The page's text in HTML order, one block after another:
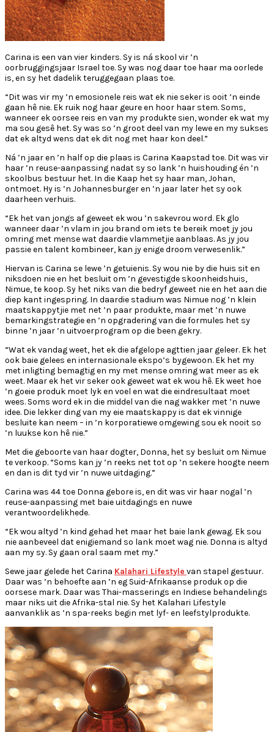
Carina is een van vier kinders. Sy is ná skool vir ’n
oorbruggingsjaar Israel toe. Sy was nog daar toe haar ma oorlede
is, en sy het dadelik teruggegaan plaas toe.
“Dit was vir my ’n emosionele reis wat ek nie seker is ooit ’n einde
gaan hê nie. Ek ruik nog haar geure en hoor haar stem. Soms,
wanneer ek oorsee reis en van my produkte sien, wonder ek wat my
ma sou gesê het. Sy was so ’n groot deel van my lewe en my sukses
dat ek altyd wens dat ek dit nog met haar kon deel.”
Ná ’n jaar en ’n half op die plaas is Carina Kaapstad toe. Dit was vir
haar ’n reuse-aanpassing nadat sy so lank ’n huishouding én ’n
skoolbus bestuur het. In die Kaap het sy haar man, Johan,
ontmoet. Hy is ’n Johannesburger en ’n jaar later het sy ook
daarheen verhuis.
“Ek het van jongs af geweet ek wou ’n sakevrou word. Ek glo
wanneer daar ’n vlam in jou brand om iets te bereik moet jy jou
omring met mense wat daardie vlammetjie aanblaas. As jy jou
passie en talent kombineer, kan jy enige droom verwesenlik.”
Hiervan is Carina se lewe ’n getuienis. Sy wou nie by die huis sit en
niksdoen nie en het besluit om ’n gevestigde skoonheidshuis,
Nimue, te koop. Sy het niks van die bedryf geweet nie en het aan die
diep kant ingespring. In daardie stadium was Nimue nog ’n klein
maatskappytjie met net ’n paar produkte, maar met ’n nuwe
bemarkingstrategie en ’n opgradering van die formules het sy
binne ’n jaar ’n uitvoerprogram op die been gekry.
“Wat ek vandag weet, het ek die afgelope agttien jaar geleer. Ek het
ook baie gelees en internasionale ekspo’s bygewoon. Ek het my
met inligting bemagtig en my met mense omring wat meer as ek
weet. Maar ek het vir seker ook geweet wat ek wou hê. Ek weet hoe
’n goeie produk moet lyk en voel en wat die eindresultaat moet
wees. Soms word ek in die middel van die nag wakker met ’n nuwe
idee. Die lekker ding van my eie maatskappy is dat ek vinnige
besluite kan neem – in ’n korporatiewe omgewing sou ek nooit so
’n luukse kon hê nie.”
Met die geboorte van haar dogter, Donna, het sy besluit om Nimue
te verkoop. “Soms kan jy ’n reeks net tot op ’n sekere hoogte neem
en dan is dit tyd vir ’n nuwe uitdaging.”
Carina was 44 toe Donna gebore is, en dit was vir haar nogal ’n
reuse-aanpassing met baie uitdagings en nuwe
verantwoordelikhede.
“Ek wou altyd ’n kind gehad het maar het baie lank gewag. Ek sou
nie aanbeveel dat enigiemand so lank moet wag nie. Donna is altyd
aan my sy. Sy gaan oral saam met my.”
Sewe jaar gelede het Carina Kalahari Lifestyle van stapel gestuur.
Daar was ’n behoefte aan ’n eg Suid-Afrikaanse produk op die
oorsese mark. Daar was Thai-masserings en Indiese behandelings
maar niks uit die Afrika-stal nie. Sy het Kalahari Lifestyle
aanvanklik as ’n spa-reeks begin met lyf- en leefstylprodukte.